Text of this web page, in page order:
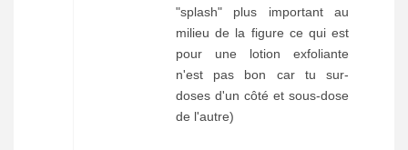
"splash" plus important au
milieu de la figure ce qui est
pour une lotion exfoliante
n'est pas bon car tu sur-
doses d'un côté et sous-dose
de l'autre)